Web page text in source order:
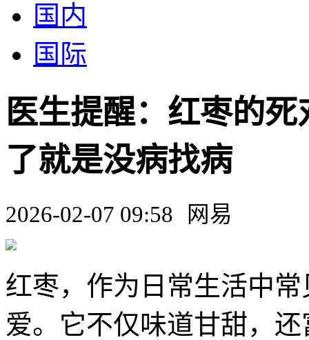
国内
国际
医生提醒：红枣的
了就是没病找病
2026-02-07 09:58 网易
红枣，作为日常生活中
爱。它不仅味道甘甜，